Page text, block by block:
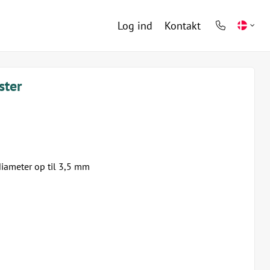
Log ind Kontakt
phone
op til 3,5 mm